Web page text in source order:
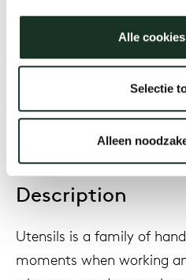
Alle
Selectie
Alleen
Description
Utensils is a family of
moments when working